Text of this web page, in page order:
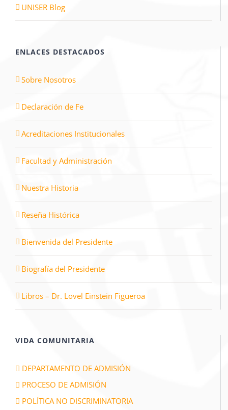
UNISER Blog
ENLACES DESTACADOS
Sobre Nosotros
Declaración de Fe
Acreditaciones Institucionales
Facultad y Administración
Nuestra Historia
Reseña Histórica
Bienvenida del Presidente
Biografía del Presidente
Libros – Dr. Lovel Einstein Figueroa
VIDA COMUNITARIA
DEPARTAMENTO DE ADMISIÓN
PROCESO DE ADMISIÓN
POLÍTICA NO DISCRIMINATORIA